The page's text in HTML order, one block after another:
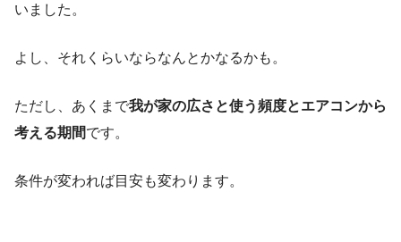
いました。
よし、それくらいならなんとかなるかも。
ただし、あくまで我が家の広さと使う頻度とエアコンから
考える期間です。
条件が変われば目安も変わります。